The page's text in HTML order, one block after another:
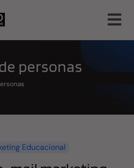
personas
Educacional